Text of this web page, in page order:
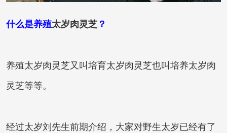
什么是养殖太岁肉灵芝？
养殖太岁肉灵芝又叫培育太岁肉灵芝也叫培养太岁肉
灵芝等等。
经过太岁刘先生前期介绍，大家对野生太岁已经有了